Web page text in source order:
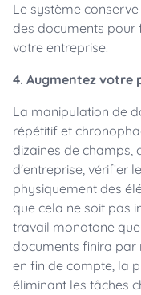
Le système
des documents pour
votre entreprise.
4. Augmentez votre
La manipulation de
répétitif et
dizaines de champs,
d'entreprise, vérifier
physiquement des
que cela ne soit pas
travail monotone
documents finira par
en fin de compte, la
éliminant les tâches